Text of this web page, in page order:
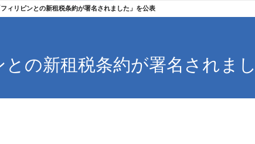
フィリピンとの新租税条約が署名されました」を公表
の新租税条約が署名されま